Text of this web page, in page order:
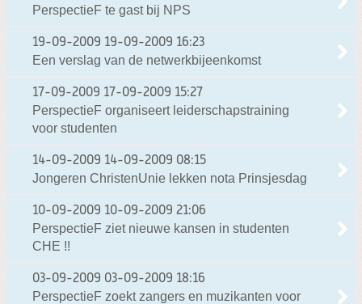
PerspectieF te gast bij NPS
19-09-2009 19-09-2009 16:23
Een verslag van de netwerkbijeenkomst
17-09-2009 17-09-2009 15:27
PerspectieF organiseert leiderschapstraining
voor studenten
14-09-2009 14-09-2009 08:15
Jongeren ChristenUnie lekken nota Prinsjesdag
10-09-2009 10-09-2009 21:06
PerspectieF ziet nieuwe kansen in studenten
CHE !!
03-09-2009 03-09-2009 18:16
PerspectieF zoekt zangers en muzikanten voor